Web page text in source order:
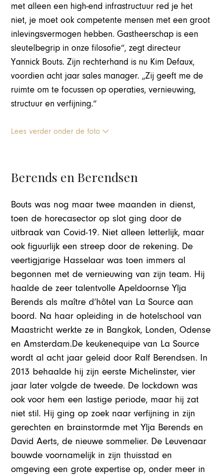
met alleen een high-end infrastructuur red je het
niet, je moet ook competente mensen met een groot
inlevingsvermogen hebben. Gastheerschap is een
sleutelbegrip in onze filosofie”, zegt directeur
Yannick Bouts. Zijn rechterhand is nu Kim Defaux,
voordien acht jaar sales manager. „Zij geeft me de
ruimte om te focussen op operaties, vernieuwing,
structuur en verfijning.”
Lees verder onder de foto
Berends en Berendsen
Bouts was nog maar twee maanden in dienst,
toen de horecasector op slot ging door de
uitbraak van Covid-19. Niet alleen letterlijk, maar
ook figuurlijk een streep door de rekening. De
veertigjarige Hasselaar was toen immers al
begonnen met de vernieuwing van zijn team. Hij
haalde de zeer talentvolle Apeldoornse Ylja
Berends als maître d’hôtel van La Source aan
boord. Na haar opleiding in de hotelschool van
Maastricht werkte ze in Bangkok, Londen, Odense
en Amsterdam.De keukenequipe van La Source
wordt al acht jaar geleid door Ralf Berendsen. In
2013 behaalde hij zijn eerste Michelinster, vier
jaar later volgde de tweede. De lockdown was
ook voor hem een lastige periode, maar hij zat
niet stil. Hij ging op zoek naar verfijning in zijn
gerechten en brainstormde met Ylja Berends en
David Aerts, de nieuwe sommelier. De Leuvenaar
bouwde voornamelijk in zijn thuisstad en
omgeving een grote expertise op, onder meer in